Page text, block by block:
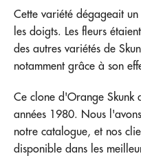
Cette variété dégageait
les doigts. Les fleurs
des autres variétés de
notamment grâce à son
Ce clone d'Orange Skunk
années 1980. Nous
notre catalogue, et nos
disponible dans les